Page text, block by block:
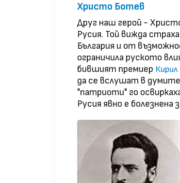
Христо Ботев
Друг наш герой -
Русия. Той вижда
България и от
ограничила руското
бившият премиер
да се вслушат в
"патриоти" го
Русия явно е болезнена